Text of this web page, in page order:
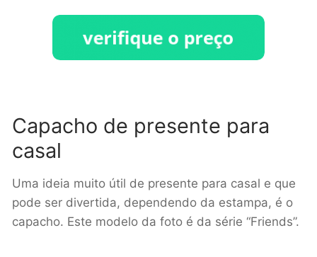
Capacho de presente para
casal
Uma ideia muito útil de presente para casal e que
pode ser divertida, dependendo da estampa, é o
capacho. Este modelo da foto é da série “Friends”.